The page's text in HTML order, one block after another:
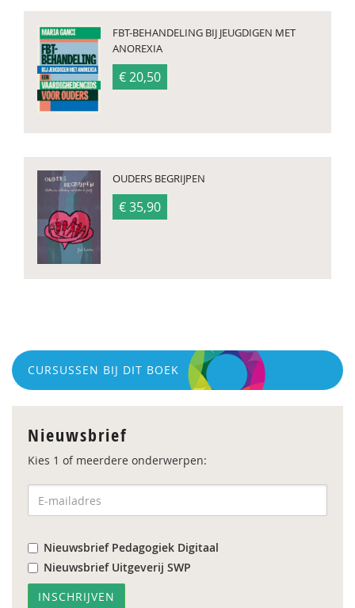
FBT-BEHANDELING BIJ JEUGDIGEN MET
ANOREXIA
€ 20,50
OUDERS BEGRIJPEN
€ 35,90
CURSUSSEN BIJ DIT BOEK
Nieuwsbrief
Kies 1 of meerdere onderwerpen:
Nieuwsbrief Pedagogiek Digitaal
Nieuwsbrief Uitgeverij SWP